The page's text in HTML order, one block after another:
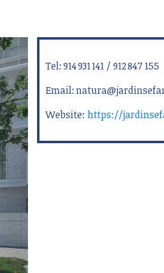
Tel: 914 931 141 / 912 847 155
Email:
Website: https://